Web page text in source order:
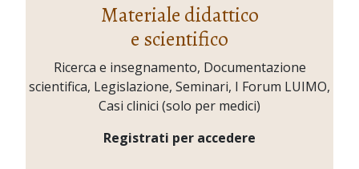
Materiale didattico
e scientifico
Ricerca e insegnamento, Documentazione
scientifica, Legislazione, Seminari, I Forum LUIMO,
Casi clinici (solo per medici)
Registrati per accedere